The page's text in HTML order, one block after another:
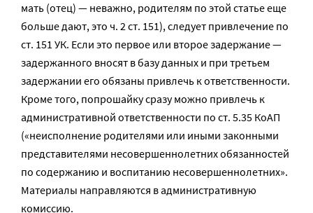
мать (отец) — неважно, родителям по этой статье еще
больше дают, это ч. 2 ст. 151), следует привлечение по
ст. 151 УК. Если это первое или второе задержание —
задержанного вносят в базу данных и при третьем
задержании его обязаны привлечь к ответственности.
Кроме того, попрошайку сразу можно привлечь к
административной ответственности по ст. 5.35 КоАП
(«неисполнение родителями или иными законными
представителями несовершеннолетних обязанностей
по содержанию и воспитанию несовершеннолетних».
Материалы направляются в административную
комиссию.